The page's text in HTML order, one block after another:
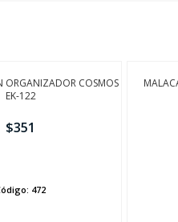
ORGANIZADOR COSMOS
EK-122
$351
472